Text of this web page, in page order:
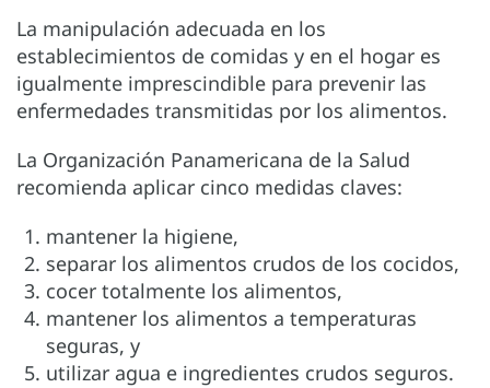
La manipulación adecuada en los
establecimientos de comidas y en el hogar es
igualmente imprescindible para prevenir las
enfermedades transmitidas por los alimentos.
La Organización Panamericana de la Salud
recomienda aplicar cinco medidas claves:
mantener la higiene,
separar los alimentos crudos de los cocidos,
cocer totalmente los alimentos,
mantener los alimentos a temperaturas
seguras, y
utilizar agua e ingredientes crudos seguros.